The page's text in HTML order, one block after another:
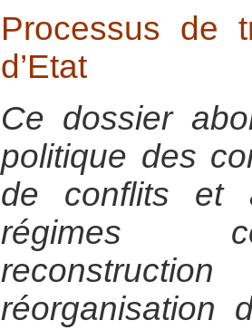
Processus de
d’Etat
Ce dossier
politique des
de conflits et
régimes
réorganisation